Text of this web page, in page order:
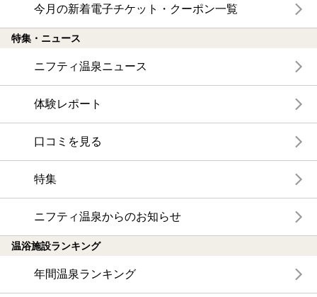
今月の新着電子チケット・クーポン一覧
特集・ニュース
ニフティ温泉ニュース
体験レポート
口コミを見る
特集
ニフティ温泉からのお知らせ
温浴施設ランキング
年間温泉ランキング